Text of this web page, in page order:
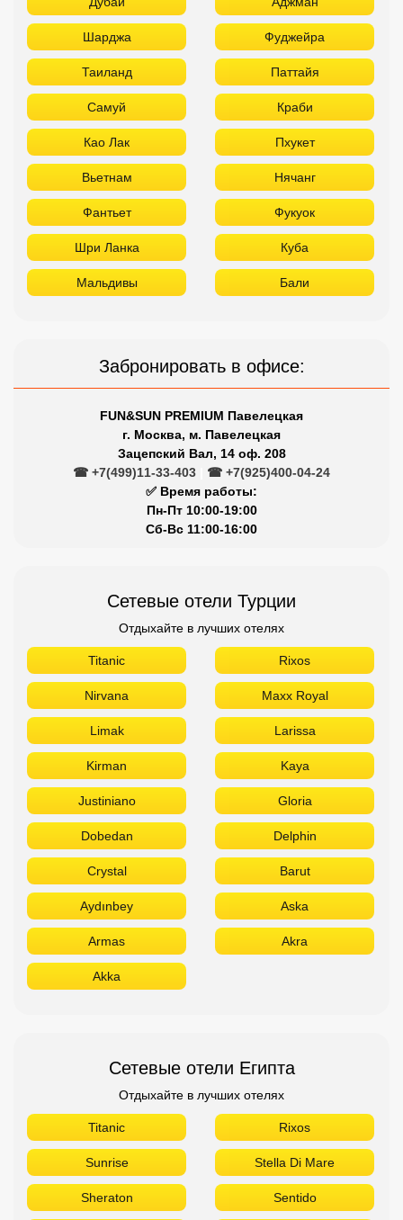
Шарджа Фуджейра
Таиланд Паттайя
Самуй Краби
Као Лак Пхукет
Вьетнам Нячанг
Фантьет Фукуок
Шри Ланка Куба
Мальдивы Бали
Забронировать в офисе:
FUN&SUN PREMIUM Павелецкая
г. Москва, м. Павелецкая
Зацепский Вал, 14 оф. 208
☎ +7(499)11-33-403
☎ +7(925)400-04-24
✅ Время работы:
Пн-Пт 10:00-19:00
Сб-Вс 11:00-16:00
Сетевые отели Турции
Отдыхайте в лучших отелях
Titanic Rixos
Nirvana Maxx Royal
Limak Larissa
Kirman Kaya
Justiniano Gloria
Dobedan Delphin
Crystal Barut
Aydınbey Aska
Armas Akra
Akka
Сетевые отели Египта
Отдыхайте в лучших отелях
Titanic Rixos
Sunrise Stella Di Mare
Sheraton Sentido